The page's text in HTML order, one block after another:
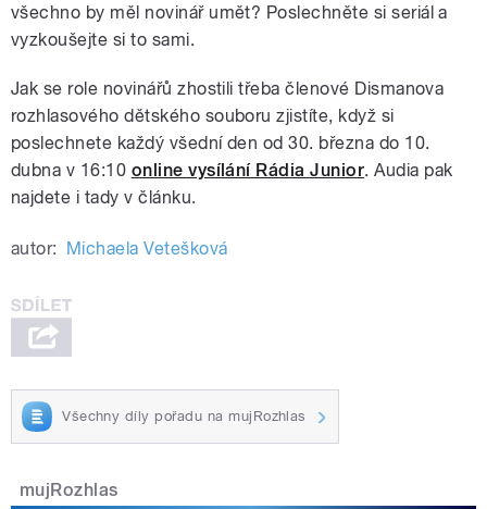
všechno by měl novinář umět? Poslechněte si seriál a
vyzkoušejte si to sami.
Jak se role novinářů zhostili třeba členové Dismanova
rozhlasového dětského souboru zjistíte, když si
poslechnete každý všední den od 30. března do 10.
dubna v 16:10 online vysílání Rádia Junior. Audia pak
najdete i tady v článku.
autor: Michaela Vetešková
Všechny díly pořadu na mujRozhlas
mujRozhlas